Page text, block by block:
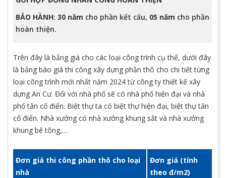
BẢO HÀNH: 30 năm cho phần kết cấu, 05 năm cho phần
hoàn thiện.
Trên đây là bảng giá cho các loại công trình cụ thể, dưới đây
là bảng báo giá thi công xây dựng phần thô cho chi tiết từng
loại công trình mới nhất năm 2024 từ công ty thiết kế xây
dựng An Cư. Đối với nhà phố sẽ có nhà phố hiện đại và nhà
phố tân cổ điển. Biệt thự ta có biệt thự hiện đại, biệt thự tân
cổ điển. Nhà xưởng có nhà xưởng khung sắt và nhà xưởng
khung bê tông,…
Đơn giá thi công phần thô cho loại
nhà
Đơn giá (tính
theo đ/m2)